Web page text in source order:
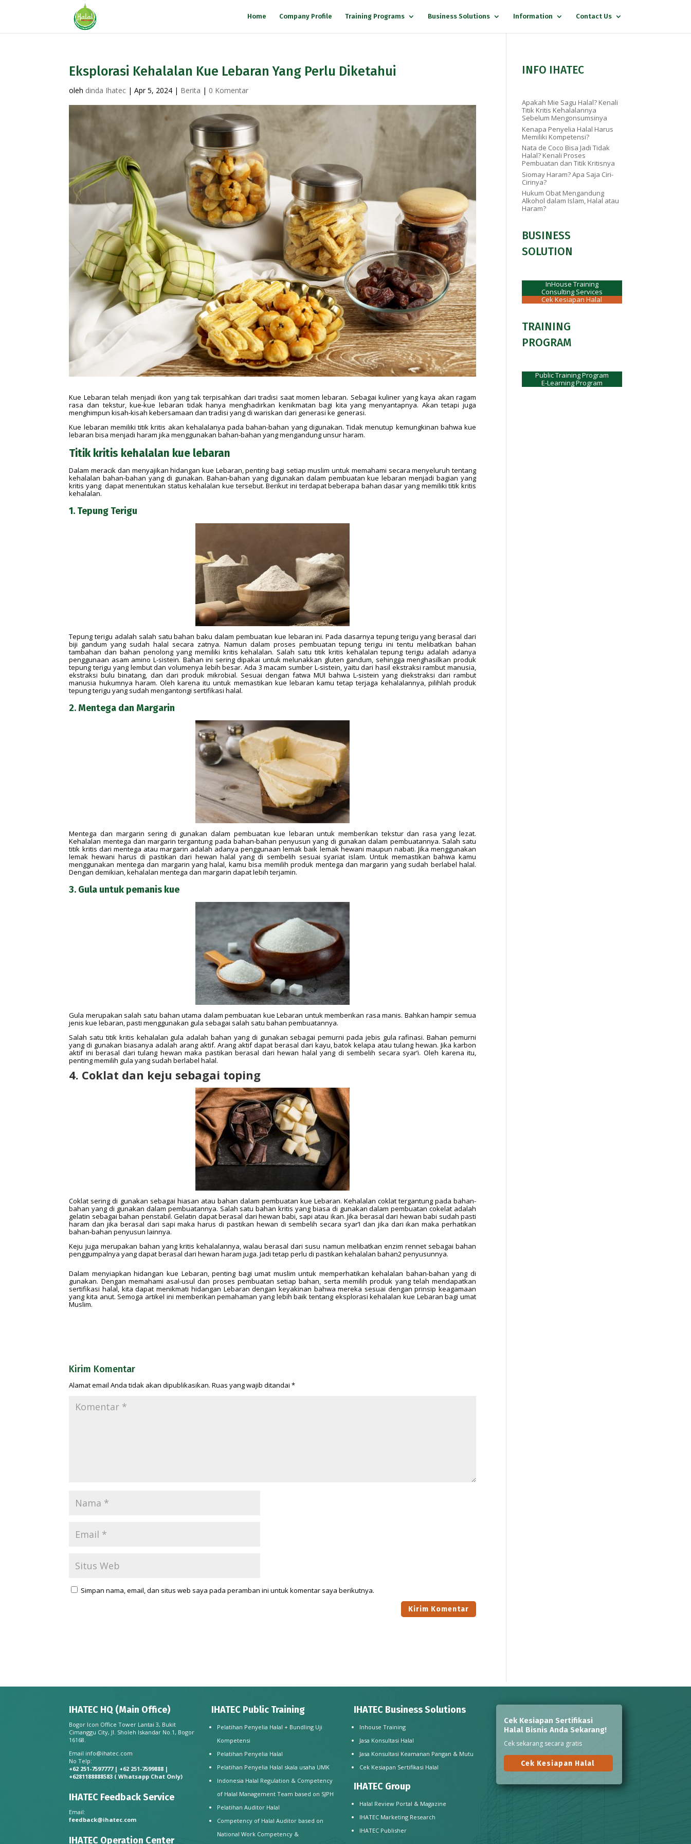
Home Company Profile Training Programs Business Solutions Information Contact Us
Eksplorasi Kehalalan Kue Lebaran Yang Perlu Diketahui
oleh dinda Ihatec |Apr 5, 2024 | Berita | 0 Komentar
Kue Lebaran telah menjadi ikon yang tak terpisahkan dari tradisi saat momen lebaran. Sebagai kuliner yang kaya akan ragam
rasa dan tekstur, kue-kue lebaran tidak hanya menghadirkan kenikmatan bagi kita yang menyantapnya. Akan tetapi juga
menghimpun kisah-kisah kebersamaan dan tradisi yang di wariskan dari generasi ke generasi.
Kue lebaran memiliki titik kritis akan kehalalanya pada bahan-bahan yang digunakan. Tidak menutup kemungkinan bahwa kue
lebaran bisa menjadi haram jika menggunakan bahan-bahan yang mengandung unsur haram.
Titik kritis kehalalan kue lebaran
Dalam meracik dan menyajikan hidangan kue Lebaran, penting bagi setiap muslim untuk memahami secara menyeluruh tentang
kehalalan bahan-bahan yang di gunakan. Bahan-bahan yang digunakan dalam pembuatan kue lebaran menjadi bagian yang
kritis yang dapat menentukan status kehalalan kue tersebut. Berikut ini terdapat beberapa bahan dasar yang memiliki titik kritis
kehalalan.
1. Tepung Terigu
Tepung terigu adalah salah satu bahan baku dalam pembuatan kue lebaran ini. Pada dasarnya tepung terigu yang berasal dari
biji gandum yang sudah halal secara zatnya. Namun dalam proses pembuatan tepung terigu ini tentu melibatkan bahan
tambahan dan bahan penolong yang memiliki kritis kehalalan. Salah satu titik kritis kehalalan tepung terigu adalah adanya
penggunaan asam amino L-sistein. Bahan ini sering dipakai untuk melunakkan gluten gandum, sehingga menghasilkan produk
tepung terigu yang lembut dan volumenya lebih besar. Ada 3 macam sumber L-sistein, yaitu dari hasil ekstraksi rambut manusia,
ekstraksi bulu binatang, dan dari produk mikrobial. Sesuai dengan fatwa MUI bahwa L-sistein yang diekstraksi dari rambut
manusia hukumnya haram. Oleh karena itu untuk memastikan kue lebaran kamu tetap terjaga kehalalannya, pilihlah produk
tepung terigu yang sudah mengantongi sertifikasi halal.
2. Mentega dan Margarin
Mentega dan margarin sering di gunakan dalam pembuatan kue lebaran untuk memberikan tekstur dan rasa yang lezat.
Kehalalan mentega dan margarin tergantung pada bahan-bahan penyusun yang di gunakan dalam pembuatannya. Salah satu
titik kritis dari mentega atau margarin adalah adanya penggunaan lemak baik lemak hewani maupun nabati. Jika menggunakan
lemak hewani harus di pastikan dari hewan halal yang di sembelih sesuai syariat islam. Untuk memastikan bahwa kamu
menggunakan mentega dan margarin yang halal, kamu bisa memilih produk mentega dan margarin yang sudah berlabel halal.
Dengan demikian, kehalalan mentega dan margarin dapat lebih terjamin.
3. Gula untuk pemanis kue
Gula merupakan salah satu bahan utama dalam pembuatan kue Lebaran untuk memberikan rasa manis. Bahkan hampir semua
jenis kue lebaran, pasti menggunakan gula sebagai salah satu bahan pembuatannya.
Salah satu titik kritis kehalalan gula adalah bahan yang di gunakan sebagai pemurni pada jebis gula rafinasi. Bahan pemurni
yang di gunakan biasanya adalah arang aktif. Arang aktif dapat berasal dari kayu, batok kelapa atau tulang hewan. Jika karbon
aktif ini berasal dari tulang hewan maka pastikan berasal dari hewan halal yang di sembelih secara syar’i. Oleh karena itu,
penting memilih gula yang sudah berlabel halal.
4. Coklat dan keju sebagai toping
Coklat sering di gunakan sebagai hiasan atau bahan dalam pembuatan kue Lebaran. Kehalalan coklat tergantung pada bahan-
bahan yang di gunakan dalam pembuatannya. Salah satu bahan kritis yang biasa di gunakan dalam pembuatan cokelat adalah
gelatin sebagai bahan penstabil. Gelatin dapat berasal dari hewan babi, sapi atau ikan. Jika berasal dari hewan babi sudah pasti
haram dan jika berasal dari sapi maka harus di pastikan hewan di sembelih secara syar’I dan jika dari ikan maka perhatikan
bahan-bahan penyusun lainnya.
Keju juga merupakan bahan yang kritis kehalalannya, walau berasal dari susu namun melibatkan enzim rennet sebagai bahan
penggumpalnya yang dapat berasal dari hewan haram juga. Jadi tetap perlu di pastikan kehalalan bahan2 penyusunnya.
Dalam menyiapkan hidangan kue Lebaran, penting bagi umat muslim untuk memperhatikan kehalalan bahan-bahan yang di
gunakan. Dengan memahami asal-usul dan proses pembuatan setiap bahan, serta memilih produk yang telah mendapatkan
sertifikasi halal, kita dapat menikmati hidangan Lebaran dengan keyakinan bahwa mereka sesuai dengan prinsip keagamaan
yang kita anut. Semoga artikel ini memberikan pemahaman yang lebih baik tentang eksplorasi kehalalan kue Lebaran bagi umat
Muslim.
Kirim Komentar
Alamat email Anda tidak akan dipublikasikan. Ruas yang wajib ditandai*
Simpan nama, email, dan situs web saya pada peramban ini untuk komentar saya berikutnya.
INFO IHATEC
Apakah Mie Sagu Halal? Kenali
Titik Kritis Kehalalannya
Sebelum Mengonsumsinya
Kenapa Penyelia Halal Harus
Memiliki Kompetensi?
Nata de Coco Bisa Jadi Tidak
Halal? Kenali Proses
Pembuatan dan Titik Kritisnya
Siomay Haram? Apa Saja Ciri-
Cirinya?
Hukum Obat Mengandung
Alkohol dalam Islam, Halal atau
Haram?
BUSINESS
SOLUTION
InHouse Training
Consulting Services
Cek Kesiapan Halal
TRAINING
PROGRAM
Public Training Program
E-Learning Program
IHATEC HQ (Main Office)
Bogor Icon Office Tower Lantai 3, Bukit
Cimanggu City, Jl. Sholeh Iskandar No.1, Bogor
16168.
Email info@ihatec.com
No Telp:
+62 251-7597777 | +62 251-7599888 |
+6281188888583 ( Whatsapp Chat Only)
IHATEC Feedback Service
Email:
feedback@ihatec.com
IHATEC Operation Center
IHATEC Public Training
Pelatihan Penyelia Halal + Bundling Uji
Kompetensi
Pelatihan Penyelia Halal
Pelatihan Penyelia Halal skala usaha UMK
Indonesia Halal Regulation & Competency
of Halal Management Team based on SJPH
Pelatihan Auditor Halal
Competency of Halal Auditor based on
National Work Competency &
IHATEC Business Solutions
Inhouse Training
Jasa Konsultasi Halal
Jasa Konsultasi Keamanan Pangan & Mutu
Cek Kesiapan Sertifikasi Halal
IHATEC Group
Halal Review Portal & Magazine
IHATEC Marketing Research
IHATEC Publisher
Cek Kesiapan Sertifikasi
Halal Bisnis Anda Sekarang!
Cek sekarang secara gratis
Cek Kesiapan Halal